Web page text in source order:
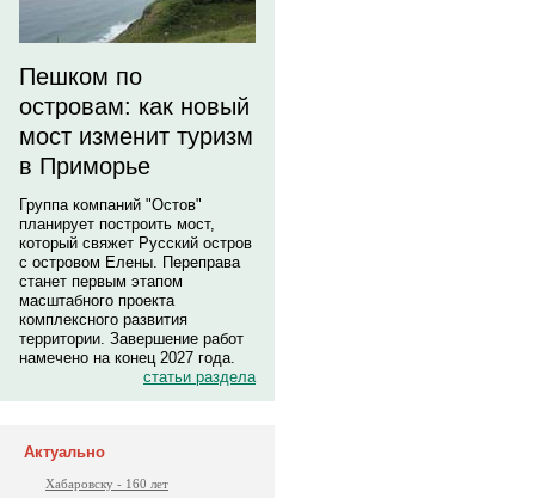
Пешком по
островам: как новый
мост изменит туризм
в Приморье
Группа компаний "Остов"
планирует построить мост,
который свяжет Русский остров
с островом Елены. Переправа
станет первым этапом
масштабного проекта
комплексного развития
территории. Завершение работ
намечено на конец 2027 года.
статьи раздела
Актуально
Хабаровску - 160 лет